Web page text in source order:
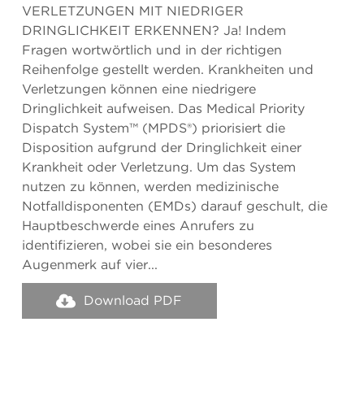
VERLETZUNGEN MIT NIEDRIGER
DRINGLICHKEIT ERKENNEN? Ja! Indem
Fragen wortwörtlich und in der richtigen
Reihenfolge gestellt werden. Krankheiten und
Verletzungen können eine niedrigere
Dringlichkeit aufweisen. Das Medical Priority
Dispatch System™ (MPDS®) priorisiert die
Disposition aufgrund der Dringlichkeit einer
Krankheit oder Verletzung. Um das System
nutzen zu können, werden medizinische
Notfalldisponenten (EMDs) darauf geschult, die
Hauptbeschwerde eines Anrufers zu
identifizieren, wobei sie ein besonderes
Augenmerk auf vier...
Download PDF